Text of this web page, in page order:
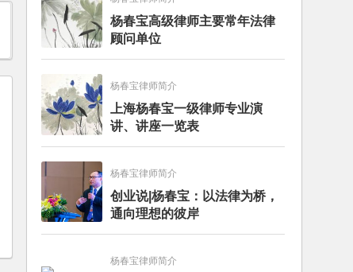
杨春宝高级律师主要常年法律
顾问单位
杨春宝律师简介
上海杨春宝一级律师专业演
讲、讲座一览表
杨春宝律师简介
创业说|杨春宝：以法律为桥，
通向理想的彼岸
杨春宝律师简介